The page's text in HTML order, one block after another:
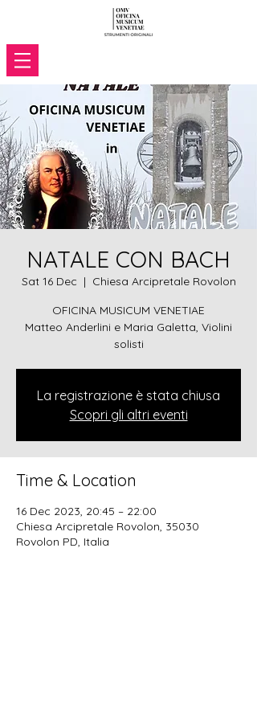
NATALE CON BACH
Sat 16 Dec
  |
Chiesa Arcipretale Rovolon
OFICINA MUSICUM VENETIAE
Matteo Anderlini e Maria Galetta, Violini
solisti
La registrazione è stata chiusa
Scopri gli altri eventi
Time & Location
16 Dec 2023, 20:45 – 22:00
Chiesa Arcipretale Rovolon, 35030
Rovolon PD, Italia